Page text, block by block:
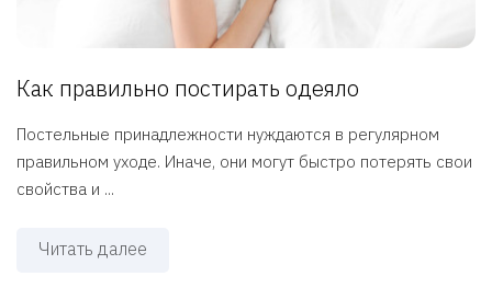
Как правильно постирать одеяло
Постельные принадлежности нуждаются в регулярном
правильном уходе. Иначе, они могут быстро потерять свои
свойства и ...
Читать далее